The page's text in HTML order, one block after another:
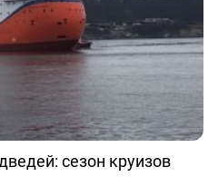
сезон круизов